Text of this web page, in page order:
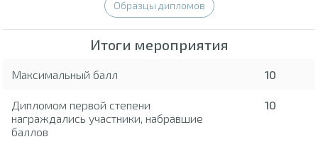
Образцы дипломов
Итоги мероприятия
Максимальный балл 10
Дипломом первой степени
награждались участники, набравшие
баллов
10